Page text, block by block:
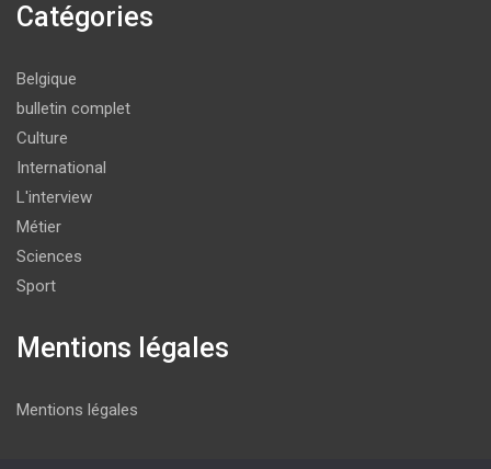
Catégories
Belgique
bulletin complet
Culture
International
L'interview
Métier
Sciences
Sport
Mentions légales
Mentions légales